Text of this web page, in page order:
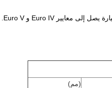
(مم)